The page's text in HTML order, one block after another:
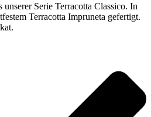
Serie Terracotta Classico. In
Terracotta Impruneta gefertigt.